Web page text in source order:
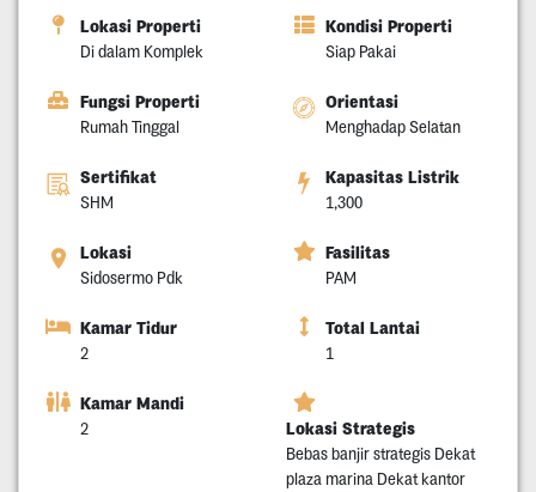
Lokasi Properti
Di dalam Komplek
Kondisi Properti
Siap Pakai
Fungsi Properti
Rumah Tinggal
Orientasi
Menghadap Selatan
Sertifikat
SHM
Kapasitas Listrik
1,300
Lokasi
Sidosermo Pdk
Fasilitas
PAM
Kamar Tidur
2
Total Lantai
1
Kamar Mandi
2 Lokasi Strategis
Bebas banjir strategis Dekat
plaza marina Dekat kantor